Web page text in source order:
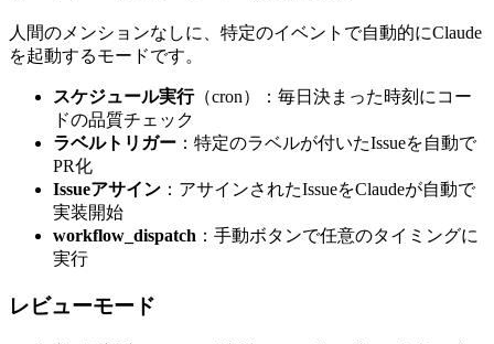
人間のメンションなしに、特定のイベントで自動的にClaude
を起動するモードです。
スケジュール実行（cron）：毎日決まった時刻にコー
ドの品質チェック
ラベルトリガー ：特定のラベルが付いたIssueを自動で
PR化
Issueアサイン ：アサインされたIssueをClaudeが自動で
実装開始
workflow_dispatch ：手動ボタンで任意のタイミングに
実行
レビューモード